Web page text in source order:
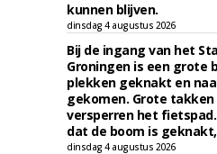
kunnen blijven.
dinsdag 4 augustus 2026
Bij de ingang van het
Groningen is een grote
plekken geknakt en
gekomen. Grote takken
versperren het
dat de boom is
dinsdag 4 augustus 2026